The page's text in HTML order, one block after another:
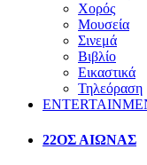
Χορός
Μουσεία
Σινεμά
Βιβλίο
Εικαστικά
Τηλεόραση
22ΟΣ ΑΙΩΝΑΣ